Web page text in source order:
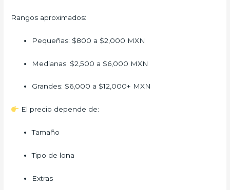
Rangos aproximados:
Pequeñas: $800 a $2,000 MXN
Medianas: $2,500 a $6,000 MXN
Grandes: $6,000 a $12,000+ MXN
El precio depende de:
Tamaño
Tipo de lona
Extras